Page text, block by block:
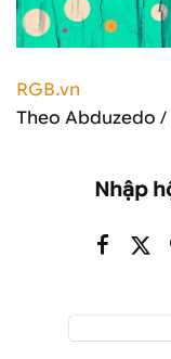
RGB.vn
Theo Abduzedo /
Nhập